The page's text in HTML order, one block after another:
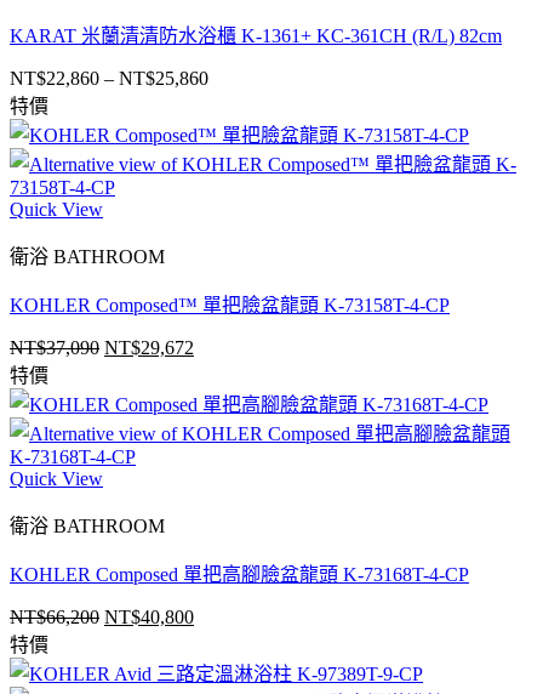
KARAT 米蘭清清防水浴櫃 K-1361+ KC-361CH (R/L) 82cm
NT$22,860 – NT$25,860價
範
圍：
特價
Quick View
衛浴 BATHROOM
KOHLER Composed™ 單把臉盆龍頭 K-73158T-4-CP
NT$37,090 原
價
格：
NT$37,090。
NT$29,672目
價
格：
特價
Quick View
衛浴 BATHROOM
KOHLER Composed 單把高腳臉盆龍頭 K-73168T-4-CP
NT$66,200 原
價
NT$40,800目
價
特價